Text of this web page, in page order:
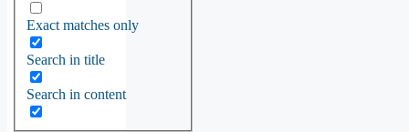
Exact matches only
Search in title
Search in content